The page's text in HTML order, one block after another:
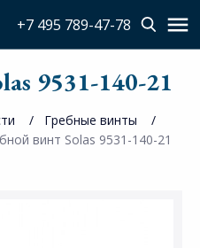
+7 495 789-47-78
9531-140-21
Гребные винты
винт Solas 9531-140-21